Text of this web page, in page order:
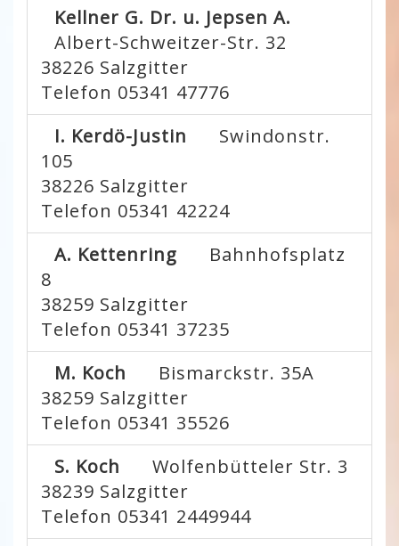
Kellner G. Dr. u. Jepsen A.
Albert-Schweitzer-Str. 32
38226 Salzgitter
Telefon 05341 47776
I. Kerdö-Justin
Swindonstr.
105
38226 Salzgitter
Telefon 05341 42224
A. Kettenring
Bahnhofsplatz
8
38259 Salzgitter
Telefon 05341 37235
M. Koch
Bismarckstr. 35A
38259 Salzgitter
Telefon 05341 35526
S. Koch
Wolfenbütteler Str. 3
38239 Salzgitter
Telefon 05341 2449944